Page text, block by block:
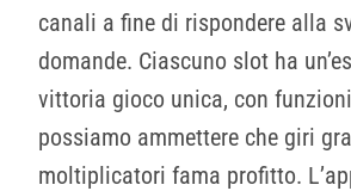
canali a fine di rispondere alla
domande. Ciascuno slot ha
vittoria gioco unica, con
possiamo ammettere che giri
moltiplicatori fama profitto.